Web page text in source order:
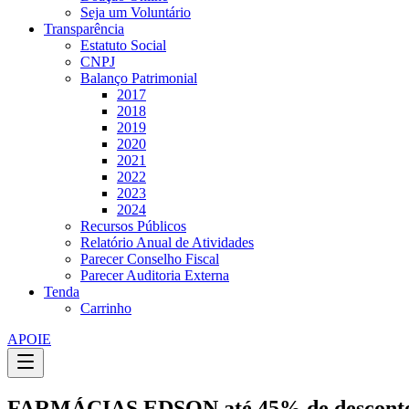
Seja um Voluntário
Transparência
Estatuto Social
CNPJ
Balanço Patrimonial
2017
2018
2019
2020
2021
2022
2023
2024
Recursos Públicos
Relatório Anual de Atividades
Parecer Conselho Fiscal
Parecer Auditoria Externa
Tenda
Carrinho
APOIE